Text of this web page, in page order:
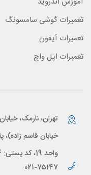
تعمیرات گوشی سامسونگ
تعمیرات آیفون
تعمیرات اپل واچ
تهران، نارمک،
واحد 19، کد پستی: 1646668634
۰۲۱-۷۵۱۴۷